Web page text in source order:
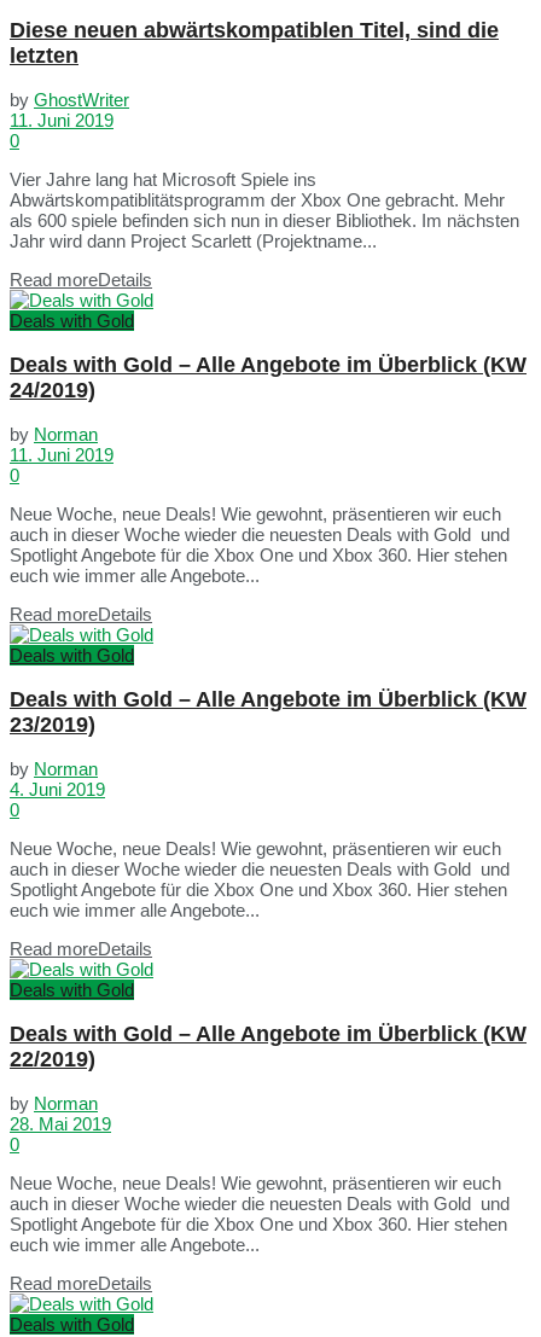
Diese neuen abwärtskompatiblen Titel, sind die
letzten
by GhostWriter
11. Juni 2019
0
Vier Jahre lang hat Microsoft Spiele ins
Abwärtskompatiblitätsprogramm der Xbox One gebracht. Mehr
als 600 spiele befinden sich nun in dieser Bibliothek. Im nächsten
Jahr wird dann Project Scarlett (Projektname...
Read moreDetails
Deals with Gold
Deals with Gold – Alle Angebote im Überblick (KW
24/2019)
by Norman
11. Juni 2019
0
Neue Woche, neue Deals! Wie gewohnt, präsentieren wir euch
auch in dieser Woche wieder die neuesten Deals with Gold und
Spotlight Angebote für die Xbox One und Xbox 360. Hier stehen
euch wie immer alle Angebote...
Read moreDetails
Deals with Gold
Deals with Gold – Alle Angebote im Überblick (KW
23/2019)
by Norman
4. Juni 2019
0
Neue Woche, neue Deals! Wie gewohnt, präsentieren wir euch
auch in dieser Woche wieder die neuesten Deals with Gold und
Spotlight Angebote für die Xbox One und Xbox 360. Hier stehen
euch wie immer alle Angebote...
Read moreDetails
Deals with Gold
Deals with Gold – Alle Angebote im Überblick (KW
22/2019)
by Norman
28. Mai 2019
0
Neue Woche, neue Deals! Wie gewohnt, präsentieren wir euch
auch in dieser Woche wieder die neuesten Deals with Gold und
Spotlight Angebote für die Xbox One und Xbox 360. Hier stehen
euch wie immer alle Angebote...
Read moreDetails
Deals with Gold